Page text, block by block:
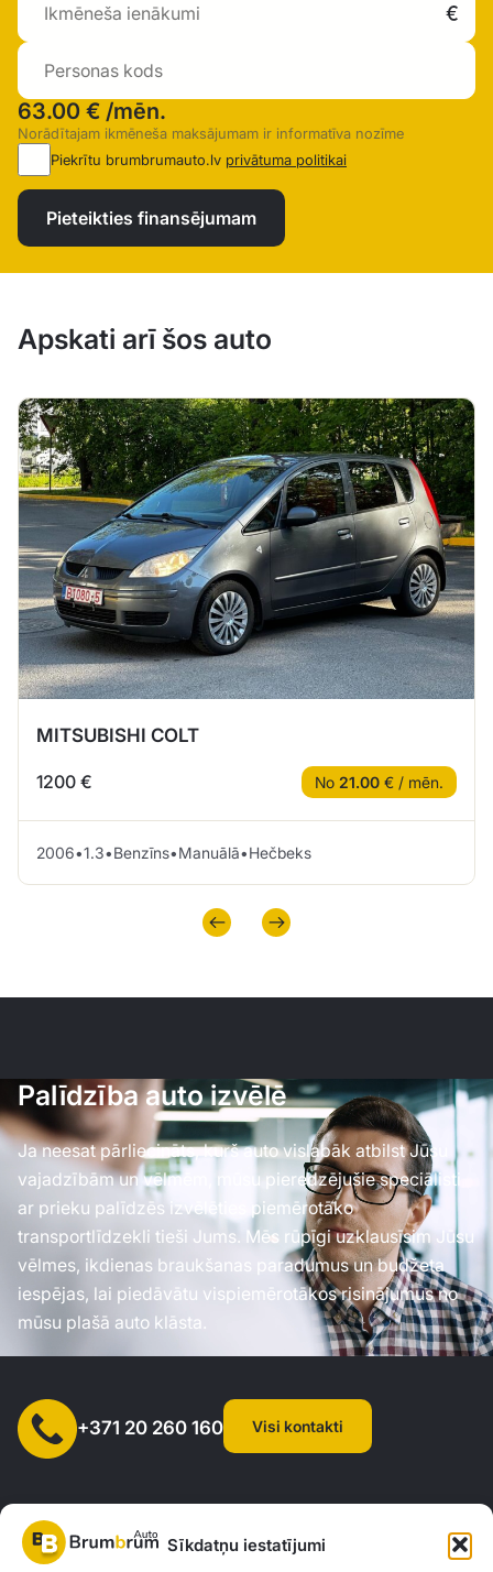
Sīkdatņu iestatījumi
63.00 € /mēn.
Norādītajam ikmēneša maksājumam ir informatīva nozīme
Piekrītu brumbrumauto.lv privātuma politikai
Pieteikties finansējumam
Apskati arī šos auto
MITSUBISHI COLT
1200 € No 21.00 € / mēn.
2006•1.3•Benzīns•Manuālā•Hečbeks
Palīdzība auto izvēlē
Ja neesat pārliecināts, kurš auto vislabāk atbilst Jūsu
vajadzībām un vēlmēm, mūsu pieredzējušie speciālisti
ar prieku palīdzēs izvēlēties piemērotāko
transportlīdzekli tieši Jums. Mēs rūpīgi uzklausīsim Jūsu
vēlmes, ikdienas braukšanas paradumus un budžeta
iespējas, lai piedāvātu vispiemērotākos risinājumus no
mūsu plašā auto klāsta.
+371 20 260 160 Visi kontakti